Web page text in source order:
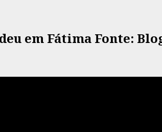
em Fátima Fonte: